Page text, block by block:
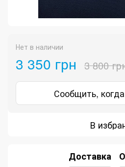
Нет в наличии
3 350 грн 3 800
Сообщить,
В
Доставка